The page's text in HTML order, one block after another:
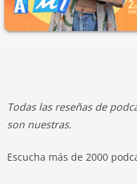
Todas las reseñas de
son nuestras.
Escucha más de 2000